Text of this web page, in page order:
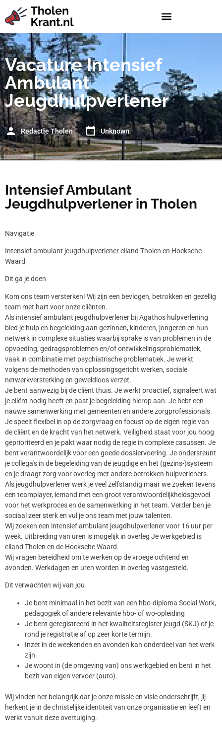
Vacature Intensief
Ambulant
Jeugdhulpverlener
Redactie Tholen Unknown
Intensief Ambulant
Jeugdhulpverlener in Tholen
Navigatie
Intensief ambulant jeugdhulpverlener eiland Tholen en Hoeksche
Waard
Dit ga je doen
Kom ons team versterken! Wij zijn een bevlogen, betrokken en gezellig
team met hart voor onze cliënten.
Als intensief ambulant jeugdhulpverlener bij Agathos hulpverlening
bied je hulp en begeleiding aan gezinnen, kinderen, jongeren en hun
netwerk in complexe situaties waarbij sprake is van problemen in de
opvoeding, gedragsproblemen en/of ontwikkelingsproblematiek,
vaak in combinatie met psychiatrische problematiek. Je werkt
volgens de methoden van oplossingsgericht werken, sociale
netwerkversterking en geweldloos verzet.
Je bent aanwezig bij de cliënt thuis. Je werkt proactief, signaleert wat
je cliënt nodig heeft en past je begeleiding hierop aan. Je hebt een
nauwe samenwerking met gemeenten en andere zorgprofessionals.
Je speelt flexibel in op de zorgvraag en focust op de eigen regie van
de cliënt en de kracht van het netwerk. Veiligheid staat voor jou hoog
geprioriteerd en je pakt waar nodig de regie in complexe casussen. Je
bent verantwoordelijk voor een goede dossiervoering. Je ondersteunt
je collega's in de begeleiding van de jeugdige en het (gezins-)systeem
en je draagt zorg voor overleg met andere betrokken hulpverleners.
Als jeugdhulpverlener werk je veel zelfstandig maar we zoeken tevens
een teamplayer, iemand met een groot verantwoordelijkheidsgevoel
voor het werkproces en de samenwerking in het team. Verder ben je
sociaal zeer sterk en vul je ons team met jouw talenten.
Wij zoeken een intensief ambulant jeugdhulpverlener voor 16 uur per
week. Uitbreiding van uren is mogelijk in overleg Je werkgebied is
eiland Tholen en de Hoeksche Waard.
Wij vragen bereidheid om te werken op de vroege ochtend en
avonden. Werkdagen en uren worden in overleg vastgesteld.
Dit verwachten wij van jou
Je bent minimaal in het bezit van een hbo-diploma Social Work,
pedagogiek of andere relevante hbo- of wo-opleiding
Je bent geregistreerd in het kwaliteitsregister jeugd (SKJ) of je
rond je registratie af op zeer korte termijn.
Inzet in de weekenden en avonden kan onderdeel van het werk
zijn.
Je woont in (de omgeving van) ons werkgebied en bent in het
bezit van eigen vervoer (auto).
Wij vinden het belangrijk dat je onze missie en visie onderschrijft, jij
herkent je in de christelijke identiteit van onze organisatie en leeft en
werkt vanuit deze overtuiging.